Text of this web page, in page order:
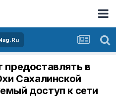
предоставлять в
Сахалинской
доступ к сети